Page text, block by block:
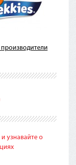
производители
узнавайте о